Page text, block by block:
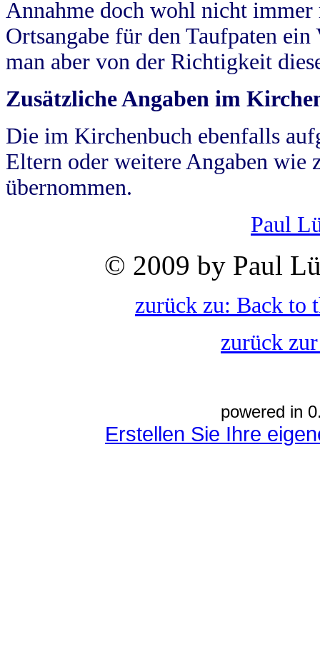
Annahme doch wohl nicht
Ortsangabe für den Taufpaten
man aber von der Richtigkeit
Zusätzliche Angaben im
Die im Kirchenbuch ebenfalls
Eltern oder weitere Angaben wie
übernommen.
Paul
© 2009 by Paul
zurück zu: Back to
zurück
powered in
Erstellen Sie Ihre